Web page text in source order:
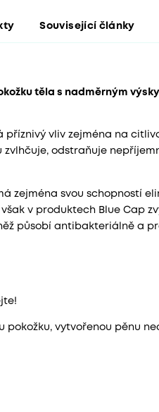
Související články
těla s nadměrným
vliv zejména na
zvlhčuje, odstraňuje
zejména svou schopností
v produktech Blue Cap
působí antibakteriálně a
vytvořenou pěnu